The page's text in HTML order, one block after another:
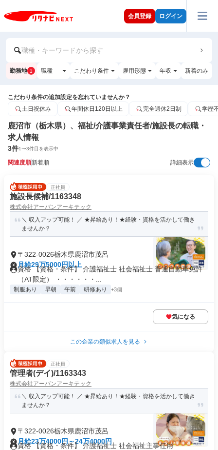
会員登録 ログイン
職種・キーワードから探す
勤務地 1 職種 こだわり条件 雇用形態 年収 新着のみ
こだわり条件の追加設定を忘れていませんか？
土日祝休み
年間休日120日以上 完全週休2日制 学歴
鹿沼市（栃木県）、福祉/介護事業責任者/施設長の転職・
求人情報
3件1〜3件目を表示中
関連度順新着順 詳細表示
正社員
施設長候補/1163348
株式会社アーバンアーキテック
＼ 収入アップ可能！ ／ ★昇給あり！★経験・資格を活かして働き
ませんか？
〒322-0026栃木県鹿沼市茂呂
月給29万5000円以上
資格 【資格・条件】 介護福祉士 社会福祉士 普通自動車免許
（AT限定） ・・・・・・...
制服あり 早朝 午前 研修あり +3個
気になる
この企業の類似求人を見る
正社員
管理者(デイ)/1163343
株式会社アーバンアーキテック
＼ 収入アップ可能！ ／ ★昇給あり！★経験・資格を活かして働き
ませんか？
〒322-0026栃木県鹿沼市茂呂
月給23万4000円～24万4000円
資格 【資格・条件】 介護福祉士 社会福祉主事任用